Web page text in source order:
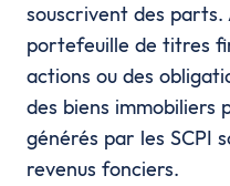
souscrivent des parts.
portefeuille de titres
actions ou des
des biens immobiliers
générés par les SCPI
revenus fonciers.